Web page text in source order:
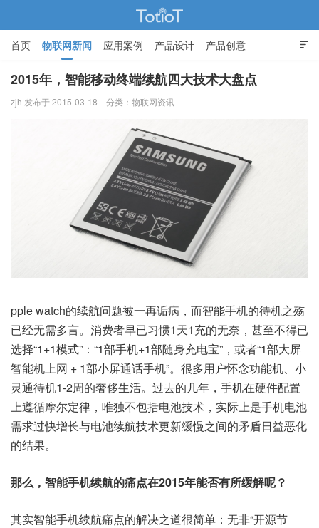

首页 物联网新闻 应用案例 产品设计 产品创意
智能家居
2015年，智能移动终端续航四大技术大盘点
zjh 发布于 2015-03-18 分类： 物联网资讯
pple watch的续航问题被一再诟病，而智能手机的待机之殇
已经无需多言。消费者早已习惯1天1充的无奈，甚至不得已
选择“1+1模式”：“1部手机+1部随身充电宝”，或者“1部大屏
智能机上网 + 1部小屏通话手机”。很多用户怀念功能机、小
灵通待机1-2周的奢侈生活。过去的几年，手机在硬件配置
上遵循摩尔定律，唯独不包括电池技术，实际上是手机电池
需求过快增长与电池续航技术更新缓慢之间的矛盾日益恶化
的结果。
那么，智能手机续航的痛点在2015年能否有所缓解呢？
其实智能手机续航痛点的解决之道很简单：无非“开源节